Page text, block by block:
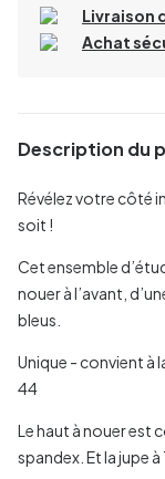
Livraison
Achat
Description du
Révélez votre côté
soit !
Cet ensemble
nouer à l’avant,
bleus.
Unique - convient à
44
Le haut à nouer est
spandex. Et la jupe